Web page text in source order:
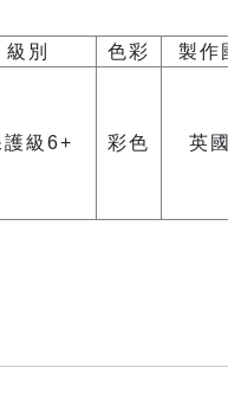
級別 色彩 製作
護級6+ 彩色 英國